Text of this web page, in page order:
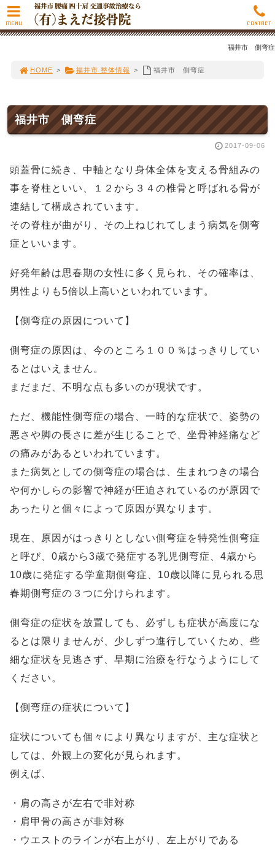
福井市 側弯症
HOME > 福井市 整体情報 > 福井市 側弯症
福井市 側弯症
2017-09-06
頭蓋骨に続き、中軸となり身体全体を支える骨組みの
事を脊柱といい、１２から３４の椎骨と呼ばれる骨が
連結して構成されています。
その脊柱が曲がり、その上ねじれてしまう病気を側弯
症といいます。
好発年齢は思春期の女性に多く見られ、その確率は、
男性よりも5倍以上高いといわれています。
【側弯症の原因について】
側弯症の原因は、今のところ１００％はっきりしてい
るとはいえません。
まだまだ、不明な点も多いのが現状です。
ただ、機能性側弯症の場合、一時的な症状で、姿勢の
悪さや脚の長さに差が生じることで、坐骨神経痛など
の痛みがあるといわれています。
また病気としての側弯症の場合は、生まれつきの場合
や何かしらの影響で神経が圧迫されているのが原因で
あったりと個々によって原因が異なります。
現在、原因がはっきりとしない側弯症を特発性側弯症
と呼び、0歳から3歳で発症する乳児側弯症、4歳から
10歳に発症する学童期側弯症、10歳以降に見られる思
春期側弯症の３つに分けられます。
側弯症の症状を放置しても、必ずしも症状が高度にな
るとは限りませんが、少しずつ進行していくため、些
細な症状を見逃さず、早期に治療を行なうようにして
ください。
【側弯症の症状について】
症状についても個々により異なりますが、主な症状と
しては、外観上の変化が見られます。
例えば、
・肩の高さが左右で非対称
・肩甲骨の高さが非対称
・ウエストのラインが右上がり、左上がりである
MENU CONTACT